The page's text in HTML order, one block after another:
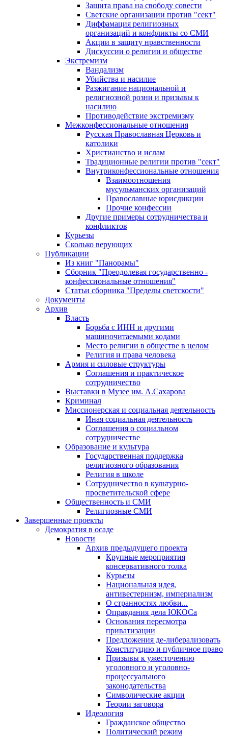
Защита права на свободу совести
Светские организации против "сект"
Диффамация религиозных
организаций и конфликты со СМИ
Акции в защиту нравственности
Дискуссии о религии и обществе
Экстремизм
Вандализм
Убийства и насилие
Разжигание национальной и
религиозной розни и призывы к
насилию
Противодействие экстремизму
Межконфессиональные отношения
Русская Православная Церковь и
католики
Христианство и ислам
Традиционные религии против "сект"
Внутриконфессиональные отношения
Взаимоотношения
мусульманских организаций
Православные юрисдикции
Прочие конфессии
Другие примеры сотрудничества и
конфликтов
Курьезы
Сколько верующих
Публикации
Из книг "Панорамы"
Сборник "Преодолевая государственно -
конфессиональные отношения"
Статьи сборника "Пределы светскости"
Документы
Архив
Власть
Борьба с ИНН и другими
машиночитаемыми кодами
Место религии в обществе в целом
Религия и права человека
Армия и силовые структуры
Соглашения и практическое
сотрудничество
Выставки в Музее им. А.Сахарова
Криминал
Миссионерская и социальная деятельность
Иная социальная деятельность
Соглашения о социальном
сотрудничестве
Образование и культура
Государственная поддержка
религиозного образования
Религия в школе
Сотрудничество в культурно-
просветительской сфере
Общественность и СМИ
Религиозные СМИ
Завершенные проекты
Демократия в осаде
Новости
Архив предыдущего проекта
Крупные мероприятия
консервативного толка
Курьезы
Национальная идея,
антивестернизм, империализм
О странностях любви...
Оправдания дела ЮКОСа
Основания пересмотра
приватизации
Предложения де-либерализовать
Конституцию и публичное право
Призывы к ужесточению
уголовного и уголовно-
процессуального
законодательства
Символические акции
Теории заговора
Идеология
Гражданское общество
Политический режим